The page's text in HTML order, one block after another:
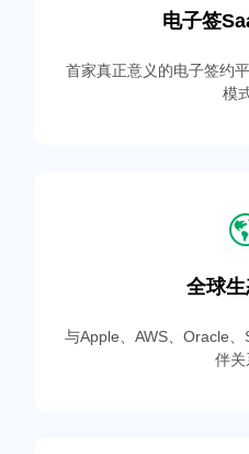
电子签
首家真正意义的电子签约
模
全球
与Apple、AWS、Oracle
伴关